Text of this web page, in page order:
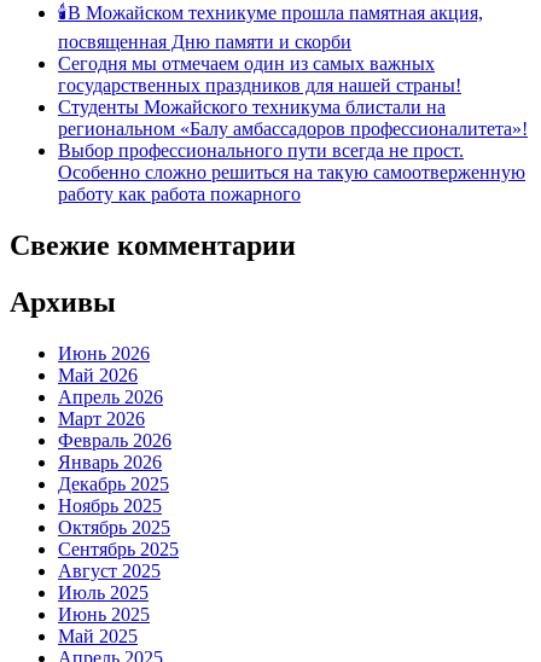
🕯В Можайском техникуме прошла памятная акция,
посвященная Дню памяти и скорби
Сегодня мы отмечаем один из самых важных
государственных праздников для нашей страны!
Студенты Можайского техникума блистали на
региональном «Балу амбассадоров профессионалитета»!
Выбор профессионального пути всегда не прост.
Особенно сложно решиться на такую самоотверженную
работу как работа пожарного
Свежие комментарии
Архивы
Июнь 2026
Май 2026
Апрель 2026
Март 2026
Февраль 2026
Январь 2026
Декабрь 2025
Ноябрь 2025
Октябрь 2025
Сентябрь 2025
Август 2025
Июль 2025
Июнь 2025
Май 2025
Апрель 2025